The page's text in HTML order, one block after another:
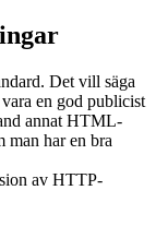
Det vill säga
en god publicist
annat HTML-
man har en bra
av HTTP-